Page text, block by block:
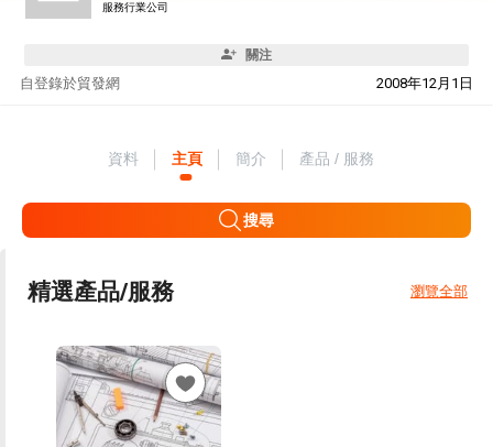
服務行業公司
關注
自 2008年12月1日
登錄於貿發網
資料 主頁 簡介 產品 / 服務
搜尋
精選產品/服務 瀏覽全部